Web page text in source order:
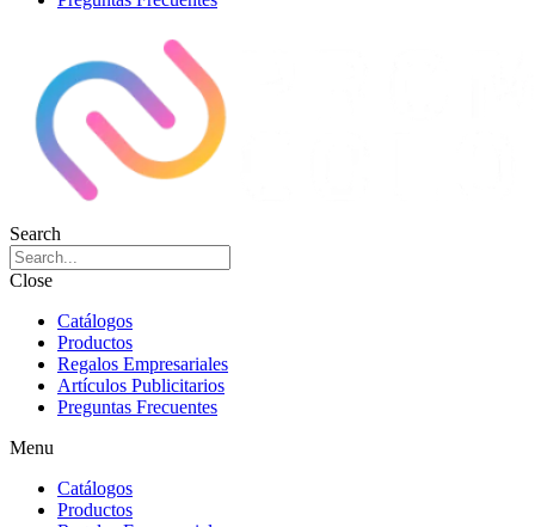
Search
Close
Catálogos
Productos
Regalos Empresariales
Artículos Publicitarios
Preguntas Frecuentes
Menu
Catálogos
Productos